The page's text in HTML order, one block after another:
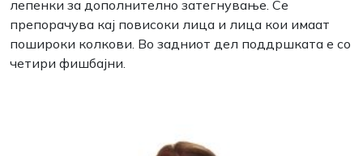
лепенки за дополнително затегнување. Се
препорачува кај повисоки лица и лица кои имаат
пошироки колкови. Во задниот дел поддршката е со
четири фишбајни.